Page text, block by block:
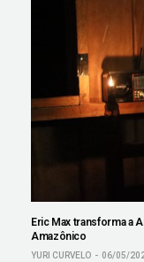
Eric Max transforma a
Amazônico
YURI CURVELO 06/05/